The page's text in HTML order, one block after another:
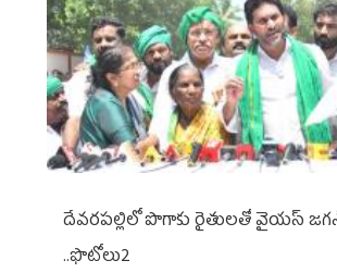
దేవరపల్లిలో పొగాకు రైతులతో వైయస్
..ఫొటోలు2